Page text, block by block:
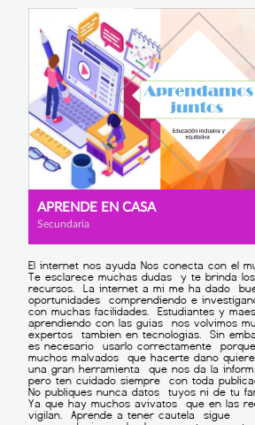
APRENDE EN CASA
Secundaria